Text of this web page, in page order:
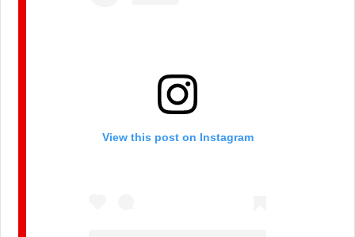
View this post on Instagram